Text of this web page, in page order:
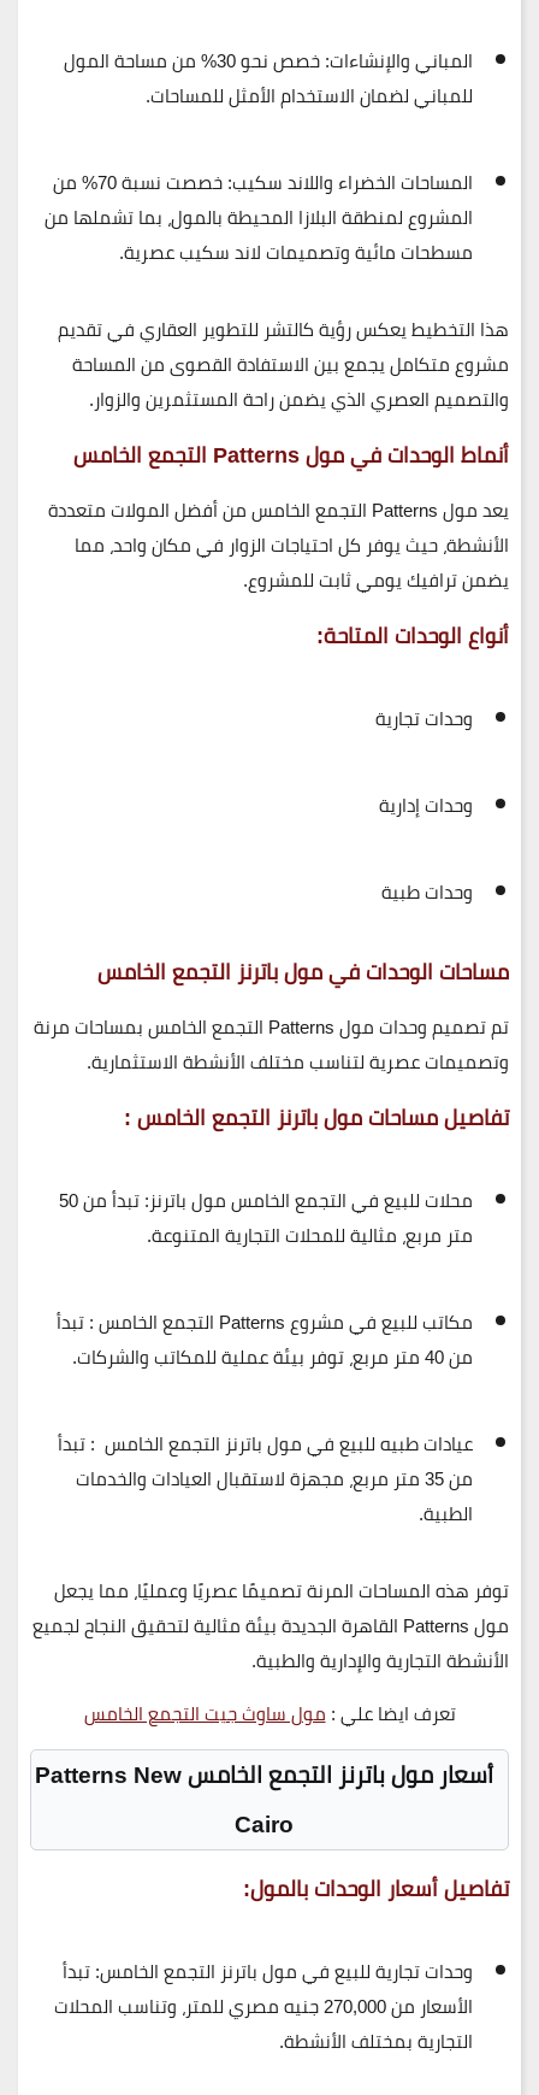
المباني والإنشاءات: خصص نحو30%
من مساحة المول
للمباني لضمان الاستخدام الأمثل للمساحات.
المساحات الخضراء واللاند سكيب: خصصت نسبة70%
من
المشروع لمنطقة البلازا المحيطة بالمول، بما تشملها من
مسطحات مائية وتصميمات لاند سكيب عصرية.
هذا التخطيط يعكس رؤيةكالتشر للتطوير العقاريفي تقديم
مشروع متكامل يجمع بينالاستفادة القصوى من المساحة
والتصميم العصريالذي يضمن راحة المستثمرين والزوار.
أنماط الوحدات في مول Patterns التجمع الخامس
يعدمول Patterns التجمع الخامس
من أفضل المولات متعددة
الأنشطة، حيث يوفر كل احتياجات الزوار في مكان واحد، مما
يضمنترافيك يومي ثابت للمشروع.
أنواع الوحدات المتاحة:
وحدات تجارية
وحدات إدارية
وحدات طبية
مساحات الوحدات في مول باترنز التجمع الخامس
تم تصميم وحداتمول Patterns التجمع الخامس
بمساحات مرنة
وتصميمات عصرية لتناسب مختلف الأنشطة الاستثمارية.
تفاصيل مساحات مول باترنز التجمع الخامس:
محلات للبيع في التجمع الخامس مول باترنز: تبدأ من50
متر مربع، مثالية للمحلات التجارية المتنوعة.
مكاتب للبيع في مشروع Patterns التجمع الخامس
: تبدأ
من40 متر مربع ، توفر بيئة عملية للمكاتب والشركات.
عيادات طبيه للبيع في مول باترنز التجمع الخامس : تبدأ
من35 متر مربع
، مجهزة لاستقبال العيادات والخدمات
الطبية.
توفر هذه المساحات المرنة تصميمًا عصريًا وعمليًا، مما يجعل
مول Patterns القاهرة الجديدة
بيئة مثالية لتحقيق النجاح لجميع
الأنشطة التجارية والإدارية والطبية.
تعرف ايضا علي :مول ساوث جيت التجمع الخامس
أسعار
مول باترنز التجمع الخامس Patterns New
Cairo
تفاصيل أسعار الوحدات بالمول:
وحدات تجارية للبيع فيمول باترنز التجمع الخامس: تبدأ
الأسعار من270,000 جنيه مصري للمتر
، وتناسب المحلات
التجارية بمختلف الأنشطة.